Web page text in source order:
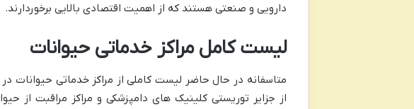
دارویی و صنعتی هستند که از اهمیت اقتصادی بالایی برخوردارند.
لیست کامل مراکز خدماتی حیوانات
متاسفانه در حال حاضر لیست کاملی از مراکز خدماتی حیوانات
از جزایر توریستی کلینیک های دامپزشکی و مراکز مراقبت از